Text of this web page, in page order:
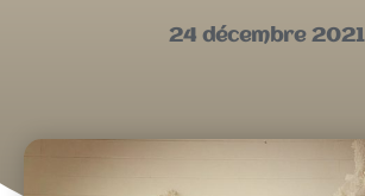
24 décembre 2021